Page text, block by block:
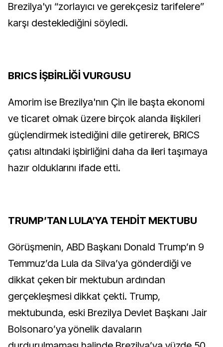
Brezilya'yı “zorlayıcı ve gerekçesiz tarifelere”
karşı desteklediğini söyledi.
BRICS İŞBİRLİĞİ VURGUSU
Amorim ise Brezilya'nın Çin ile başta ekonomi
ve ticaret olmak üzere birçok alanda ilişkileri
güçlendirmek istediğini dile getirerek, BRICS
çatısı altındaki işbirliğini daha da ileri taşımaya
hazır olduklarını ifade etti.
TRUMP’TAN LULA’YA TEHDİT MEKTUBU
Görüşmenin, ABD Başkanı Donald Trump’ın 9
Temmuz’da Lula da Silva’ya gönderdiği ve
dikkat çeken bir mektubun ardından
gerçekleşmesi dikkat çekti. Trump,
mektubunda, eski Brezilya Devlet Başkanı Jair
Bolsonaro’ya yönelik davaların